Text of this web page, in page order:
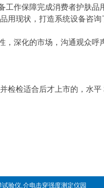
工作保障完成消费者护肤品
用现状，打造系统设备咨询
深化的市场，沟通观众呼
检检适合后才上市的，水平
验仪,介电击穿强度测定仪园